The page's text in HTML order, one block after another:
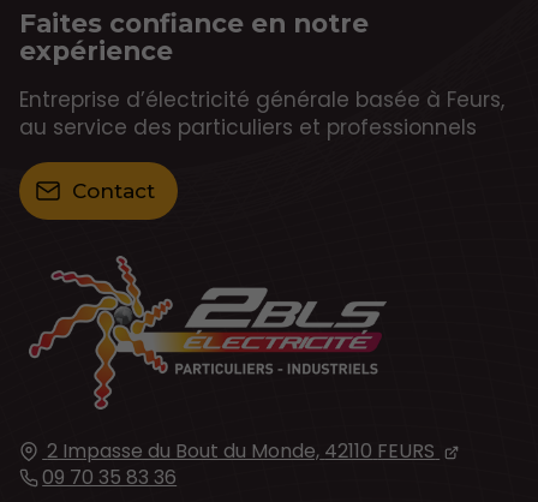
2 Impasse du Bout du Monde, 42110 FEURS
09 70 35 83 36
Faites confiance en notre
expérience
Entreprise d’électricité générale basée à Feurs,
au service des particuliers et professionnels
Contact